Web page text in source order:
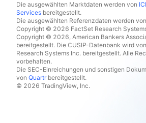
Die ausgewählten Marktdaten werden von
Services bereitgestellt.
Die ausgewählten Referenzdaten werden
Copyright © 2026 FactSet Research
Copyright © 2026, American Bankers
bereitgestellt. Die CUSIP-Datenbank wird
Research Systems Inc. bereitgestellt. Alle
vorbehalten.
Die SEC-Einreichungen und sonstigen
von Quartrbereitgestellt.
© 2026 TradingView, Inc.